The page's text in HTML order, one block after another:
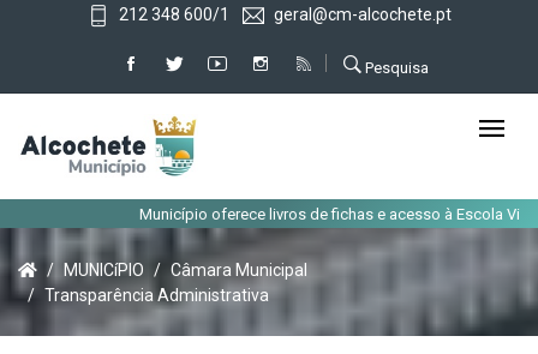
212 348 600/1 geral@cm-alcochete.pt
Pesquisa
Município oferece livros de fichas e acesso à Escola
MUNICíPIO
Câmara Municipal
Transparência Administrativa